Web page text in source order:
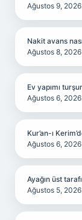
Ağustos 9, 2026
Nakit avans
Ağustos 8, 2026
Ev yapımı
Ağustos 6, 2026
Kur’an-ı
Ağustos 6, 2026
Ayağın üst
Ağustos 5, 2026